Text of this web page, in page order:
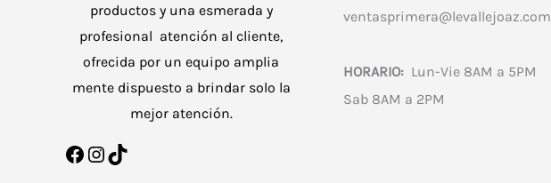
productos y una esmerada y
profesional atención al cliente,
ofrecida por un equipo amplia
mente dispuesto a brindar solo la
mejor atención.
Facebook
Instagram
TikTok
ventasprimera@levallejoaz.com
HORARIO:Lun-Vie 8AM a 5PM
Sab 8AM a 2PM